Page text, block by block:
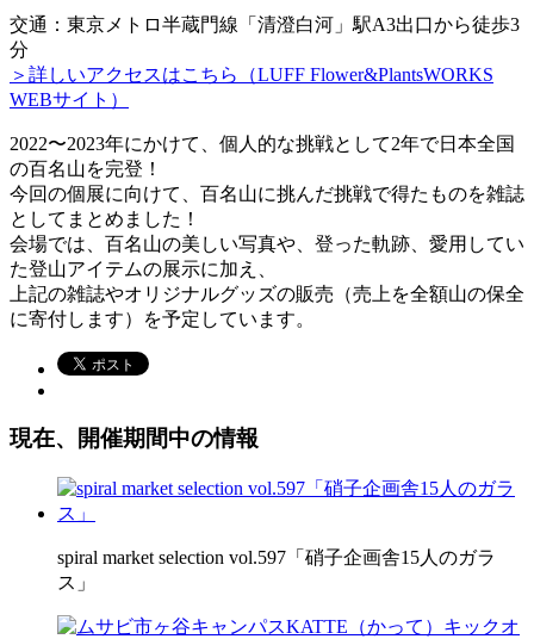
交通：東京メトロ半蔵門線「清澄白河」駅A3出口から徒歩3
分
＞詳しいアクセスはこちら（LUFF Flower&PlantsWORKS
WEBサイト）
2022〜2023年にかけて、個人的な挑戦として2年で日本全国
の百名山を完登！
今回の個展に向けて、百名山に挑んだ挑戦で得たものを雑誌
としてまとめました！
会場では、百名山の美しい写真や、登った軌跡、愛用してい
た登山アイテムの展示に加え、
上記の雑誌やオリジナルグッズの販売（売上を全額山の保全
に寄付します）を予定しています。
現在、開催期間中の情報
spiral market selection vol.597「硝子企画舎15人のガラ
ス」